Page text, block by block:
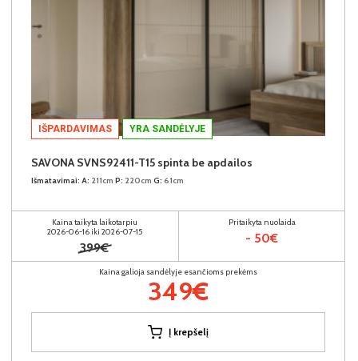
IŠPARDAVIMAS YRA SANDĖLYJE
SAVONA SVNS92411-T15 spinta be apdailos
Išmatavimai: A: 211cm P: 220cm G: 61cm
Kaina taikyta laikotarpiu
2026-06-16 iki 2026-07-15
399€
Pritaikyta nuolaida
- 50€
Kaina galioja sandėlyje esančioms prekėms
349€
Į krepšelį